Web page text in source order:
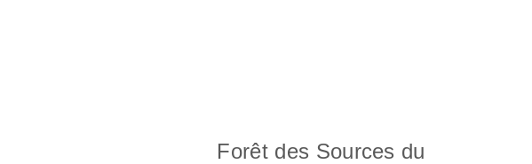
Forêt des Sources du